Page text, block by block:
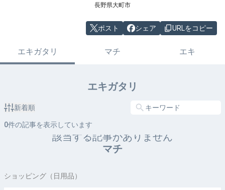
長野県大町市
ポスト シェア URLをコピー
エキガタリ マチ エキ
エキガタリ
新着順
0件の記事を表示しています
該当する記事がありません
マチ
ショッピング（日用品）